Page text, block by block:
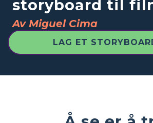
storyboard til
Av Miguel Cima
LAG ET